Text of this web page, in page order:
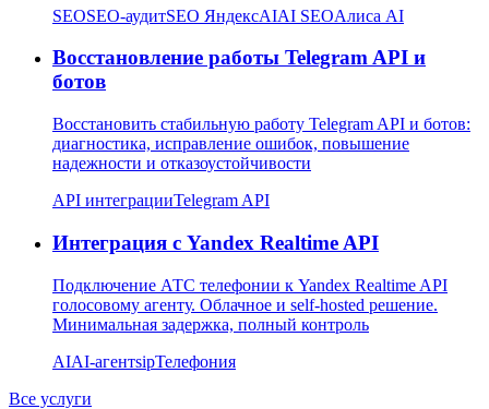
SEOSEO-аудитSEO ЯндексAIAI SEOАлиса AI
Восстановление работы Telegram API и
ботов
Восстановить стабильную работу Telegram API и ботов:
диагностика, исправление ошибок, повышение
надежности и отказоустойчивости
API интеграцииTelegram API
Интеграция с Yandex Realtime API
Подключение АТС телефонии к Yandex Realtime API
голосовому агенту. Облачное и self-hosted решение.
Минимальная задержка, полный контроль
AIAI-агентsipТелефония
Все услуги